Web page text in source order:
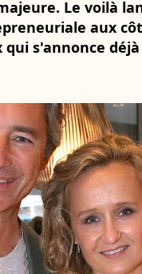
Le voilà
aux
s'annonce